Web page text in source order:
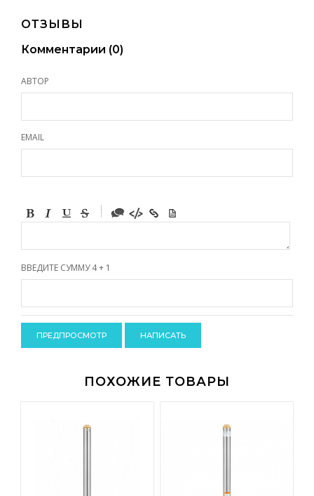
ОТЗЫВЫ
Комментарии (0)
АВТОР
EMAIL
-
-
-
-
-
-
ВВЕДИТЕ СУММУ 4 + 1
ПОХОЖИЕ ТОВАРЫ